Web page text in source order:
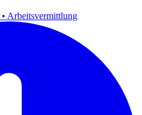
• Arbeitsvermittlung